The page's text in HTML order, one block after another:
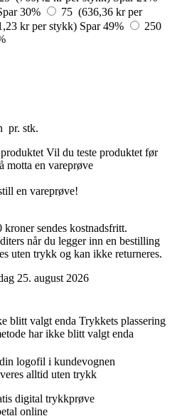
30%
75 (636,36 kr per
kr per stykk) Spar 49%
250
pr. stk.
Vil du teste produktet før
motta en vareprøve
en vareprøve!
sendes kostnadsfritt.
når du legger inn en bestilling
uten trykk og kan ikke returneres.
25. august 2026
blitt valgt enda Trykkets plassering
har ikke blitt valgt enda
logofil i kundevognen
alltid uten trykk
digital trykkprøve
online